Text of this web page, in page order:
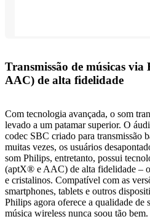
Transmissão de músicas
AAC) de alta fidelidade
Com tecnologia avançada, o som
levado a um patamar superior. O
codec SBC criado para transmissão
muitas vezes, os usuários
som Philips, entretanto, possui
(aptX® e AAC) de alta fidelidade –
e cristalinos. Compatível com as
smartphones, tablets e outros
Philips agora oferece a qualidade de
música wireless nunca soou tão bem.